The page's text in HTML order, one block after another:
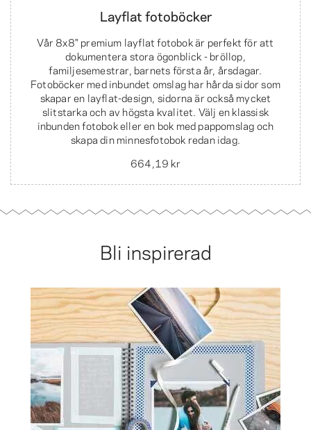
Layflat fotoböcker
Vår 8x8" premium layflat fotobok är perfekt för att
dokumentera stora ögonblick - bröllop,
familjesemestrar, barnets första år, årsdagar.
Fotoböcker med inbundet omslag har hårda sidor som
skapar en layflat-design, sidorna är också mycket
slitstarka och av högsta kvalitet. Välj en klassisk
inbunden fotobok eller en bok med pappomslag och
skapa din minnesfotobok redan idag.
664,19 kr
Bli inspirerad